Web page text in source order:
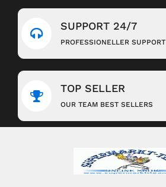
SUPPORT 24/7
PROFESSIONELLER SUPPORT
TOP SELLER
OUR TEAM BEST SELLERS